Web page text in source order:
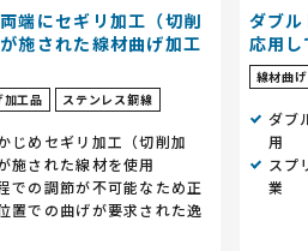
端にセギリ加工（切削
施された線材曲げ加工
加工品 ステンレス鋼線
じめセギリ加工（切削加
施された線材を使用
での調節が不可能なため正
置での曲げが要求された逸
ダブ
応用
線材曲
ダブ
用
スプ
業